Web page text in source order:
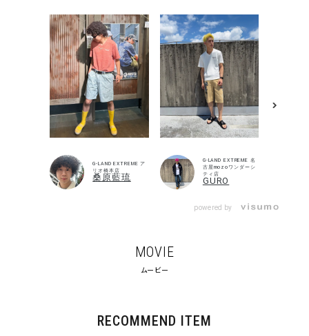
G-LAND EXTREME ア
リオ橋本店
桑原藍琉
G-LAND EXTREME 名
古屋mozoワンダーシ
ティ店
GURO
powered by
MOVIE
ムービー
RECOMMEND ITEM